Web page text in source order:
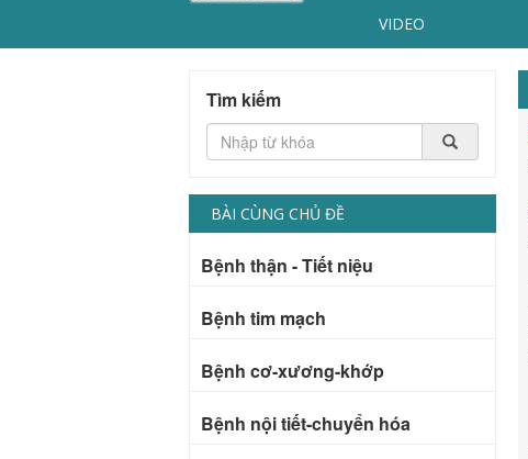
VIDEO
Tìm kiếm
BÀI CÙNG CHỦ ĐỀ
Bệnh thận - Tiết niệu
Bệnh tim mạch
Bệnh cơ-xương-khớp
Bệnh nội tiết-chuyển hóa